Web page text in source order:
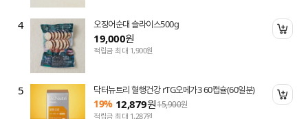
담기
담기
4 오징어순대 슬라이스500g
19,000원
적립금 최대 1,900원
5 닥터뉴트리 혈행건강 rTG오메가3 60캡슐(60일분)
19% 12,879원15,900원
적립금 최대 1,287원